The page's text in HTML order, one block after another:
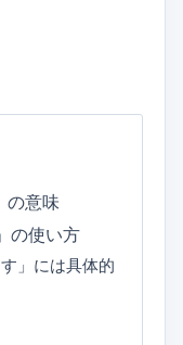
の意味
の使い方
」には具体的